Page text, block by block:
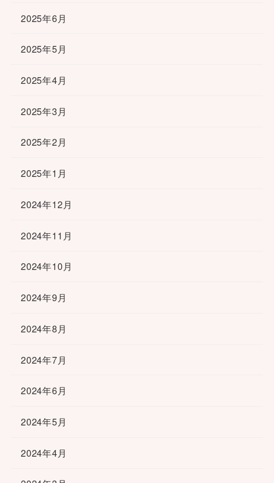
2025年6月
2025年5月
2025年4月
2025年3月
2025年2月
2025年1月
2024年12月
2024年11月
2024年10月
2024年9月
2024年8月
2024年7月
2024年6月
2024年5月
2024年4月